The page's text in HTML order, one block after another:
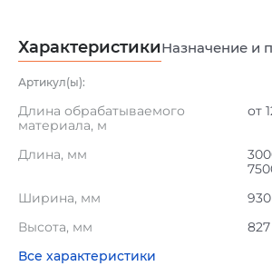
ХарактеристикиНазначение и
Артикул(ы):
Длина обрабатываемого
материала, м
от
Длина, мм
Ширина, мм
930
Высота, мм
827
Все характеристики